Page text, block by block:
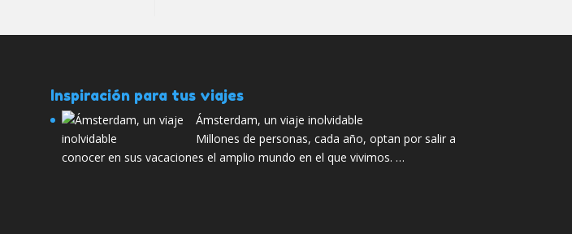
Inspiración para tus viajes
Ámsterdam, un viaje inolvidable
Millones de personas, cada año, optan por salir a
conocer en sus vacaciones el amplio mundo en el que vivimos. …